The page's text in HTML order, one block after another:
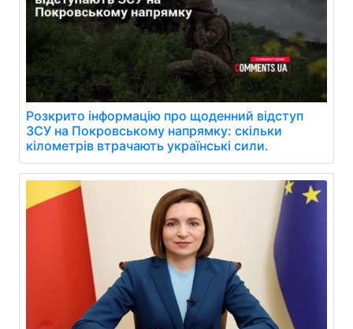
Розкрито інформацію про щоденний відступ
ЗСУ на Покровському напрямку: скільки
кілометрів втрачають українські сили.